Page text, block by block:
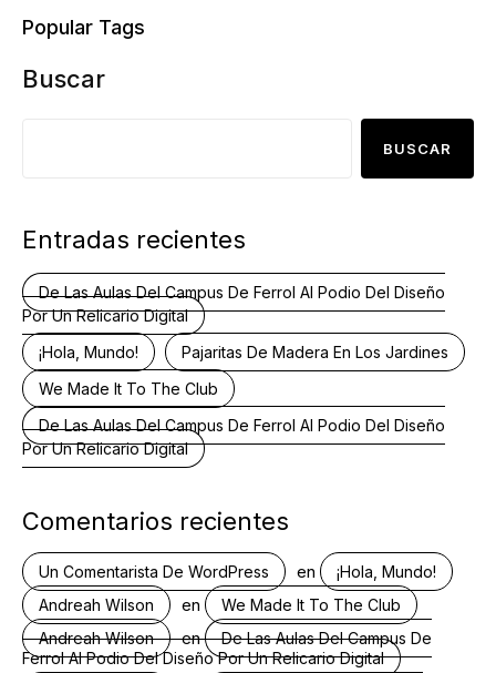
Popular Tags
Buscar
BUSCAR
Entradas recientes
De Las Aulas Del Campus De Ferrol Al Podio Del Diseño
Por Un Relicario Digital
¡Hola, Mundo!
Pajaritas De Madera En Los Jardines
We Made It To The Club
De Las Aulas Del Campus De Ferrol Al Podio Del Diseño
Por Un Relicario Digital
Comentarios recientes
Un Comentarista De WordPress en
¡Hola, Mundo!
Andreah Wilson
en
We Made It To The Club
Andreah Wilson
en
De Las Aulas Del Campus De
Ferrol Al Podio Del Diseño Por Un Relicario Digital